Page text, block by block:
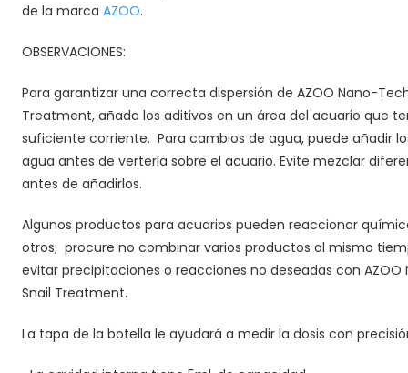
de la marcaAZOO.
OBSERVACIONES:
Para garantizar una correcta dispersión de AZOO Nano-
Treatment, añada los aditivos en un área del acuario que
suficiente corriente. Para cambios de agua, puede añadir
agua antes de verterla sobre el acuario. Evite mezclar
antes de añadirlos.
Algunos productos para acuarios pueden reaccionar
otros; procure no combinar varios productos al mismo
evitar precipitaciones o reacciones no deseadas con AZOO
Snail Treatment.
La tapa de la botella le ayudará a medir la dosis con